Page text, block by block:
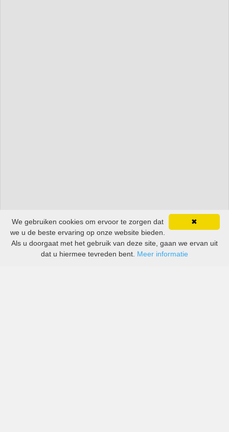
✖
We gebruiken cookies om ervoor te zorgen dat
we u de beste ervaring op onze website bieden.
Als u doorgaat met het gebruik van deze site, gaan we ervan uit
dat u hiermee tevreden bent. Meer informatie